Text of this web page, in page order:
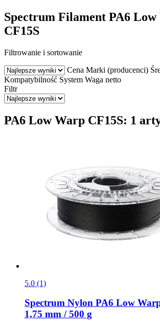
Spectrum Filament PA6
CF15S
Filtrowanie i sortowanie
Cena Marki (producenci)
Kompatybilność System Waga netto
Filtr
PA6 Low Warp CF15S: 1
5.0 (1)
Spectrum Nylon PA6 Low
1,75 mm / 500 g